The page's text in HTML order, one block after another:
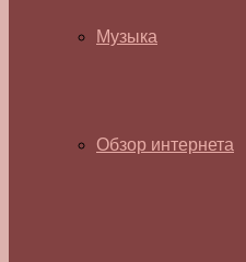
Музыка
Обзор интернета